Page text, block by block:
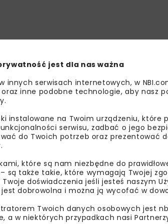
jest dla nas ważna
innych serwisach internetowych, w
inne podobne technologie, aby nasz
instalowane na Twoim urządzeniu, które
serwisu, zadbać o jego
do Twoich potrzeb oraz prezentować
które są nam niezbędne do
są także takie, które wymagają Twojej
doświadczenia jeśli jesteś naszym
dobrowolna i można ją wycofać w
Twoich danych osobowych jest
a w niektórych przypadkach nasi